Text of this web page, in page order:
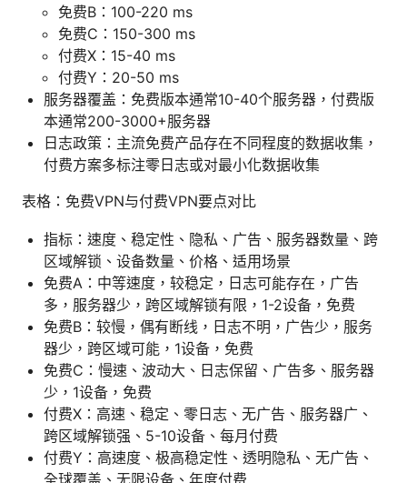
免费B：100-220 ms
免费C：150-300 ms
付费X：15-40 ms
付费Y：20-50 ms
服务器覆盖：免费版本通常10-40个服务器，付费版
本通常200-3000+服务器
日志政策：主流免费产品存在不同程度的数据收集，
付费方案多标注零日志或对最小化数据收集
表格：免费VPN与付费VPN要点对比
指标：速度、稳定性、隐私、广告、服务器数量、跨
区域解锁、设备数量、价格、适用场景
免费A：中等速度，较稳定，日志可能存在，广告
多，服务器少，跨区域解锁有限，1-2设备，免费
免费B：较慢，偶有断线，日志不明，广告少，服务
器少，跨区域可能，1设备，免费
免费C：慢速、波动大、日志保留、广告多、服务器
少，1设备，免费
付费X：高速、稳定、零日志、无广告、服务器广、
跨区域解锁强、5-10设备、每月付费
付费Y：高速度、极高稳定性、透明隐私、无广告、
全球覆盖、无限设备、年度付费